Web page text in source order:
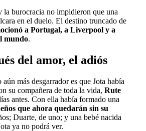
la burocracia no impidieron que una
en el duelo. El destino truncado de
a Portugal, a Liverpool y a
mundo.
del amor, el adiós
más desgarrador es que Jota había
su compañera de toda la vida, Rute
antes. Con ella había formado una
que ahora quedarán sin su
Duarte, de uno; y una bebé nacida
ya no podrá ver.